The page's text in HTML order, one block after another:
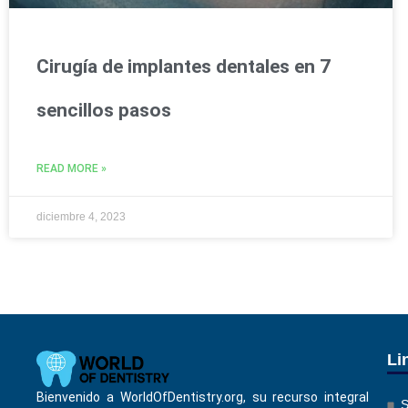
Cirugía de implantes dentales en 7
sencillos pasos
READ MORE »
diciembre 4, 2023
Bienvenido a WorldOfDentistry.org, su recurso integral